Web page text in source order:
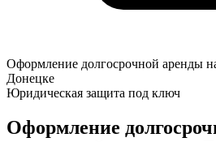
Оформление
долгосрочной
аренды
земельный
участок
Оформление долгосрочной аренды
Донецке
Юридическая защита под ключ
Оформление